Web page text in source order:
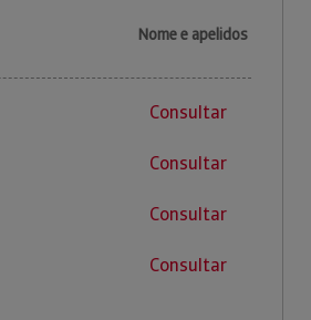
Nome e apelidos
Consultar
Consultar
Consultar
Consultar